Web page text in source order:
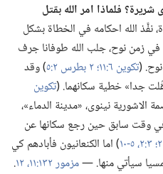
فلماذا امر الله بقتل
نفَّذ الله احكامه في الخطاة بشكل
في زمن نوح،‏ جلب الله طوفانا جرف
(‏تكوين ٦:‏١١؛‏
‏)‏ وقد
جدا» خطية سكانهما.‏ (‏تكوين
الاشورية نينوى،‏ «مدينة الدماء»،‏
في وقت سابق حين رجع سكانها عن
‏)‏ اما الكنعانيون فأبادهم كي
سيأتي منها.‏ —‏مزمور ١٣٢:‏١١،‏ ١٢
‏.‏